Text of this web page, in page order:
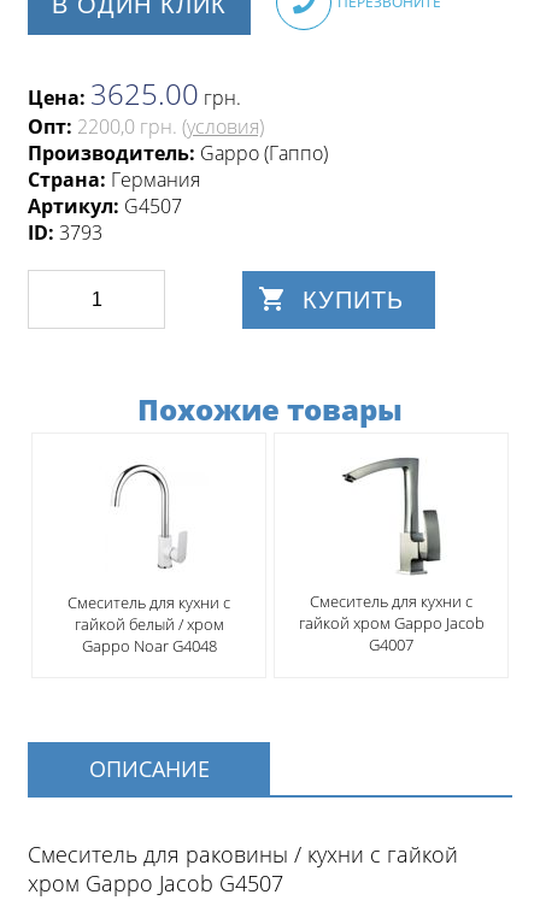
Цена: 3625.00 грн.
Опт: 2200,0 грн. (условия)
Производитель: Gappo (Гаппо)
Страна: Германия
Артикул: G4507
ID: 3793
КУПИТЬ
Похожие товары
Смеситель для кухни с
гайкой белый / хром
Gappo Noar G4048
Смеситель для кухни с
гайкой хром Gappo Jacob
G4007
ОПИСАНИЕ
Смеситель для раковины / кухни с гайкой
хром Gappo Jacob G4507